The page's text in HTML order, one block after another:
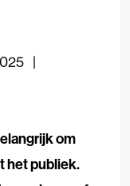
om
het publiek.